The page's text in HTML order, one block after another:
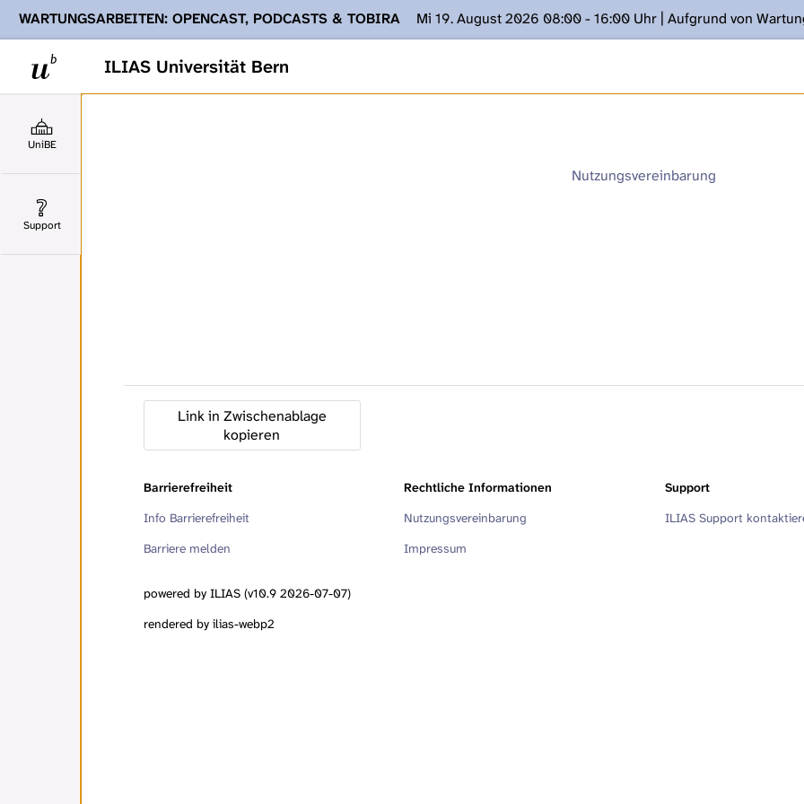
ILIAS Universität Bern
WARTUNGSARBEITEN: OPENCAST, PODCASTS & TOBIRA
Mi 19. August 2026 08:00 - 16:00 Uhr | Aufgrund von
Ihnen Podcasts, Opencast-Videos und Tobira nicht zur Verfügung stehen. Kontakt: www.podcast.unibe.ch
UniBE
Support
Nutzungsvereinbarung
Link in Zwischenablage
kopieren
Barrierefreiheit
Info Barrierefreiheit
Barriere melden
Rechtliche Informationen
Nutzungsvereinbarung
Impressum
Support
ILIAS Support
powered by ILIAS (v10.9 2026-07-07)
rendered by ilias-webp2